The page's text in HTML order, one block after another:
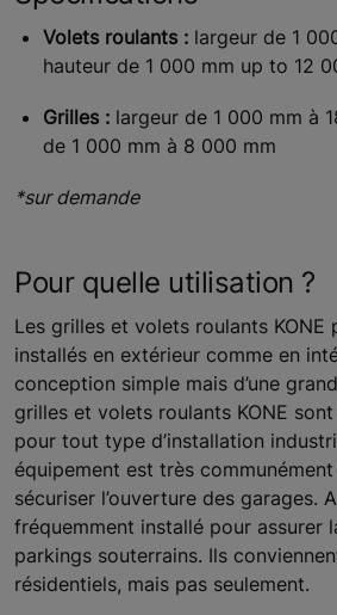
Volets roulants : largeur de 1
hauteur de 1 000 mm up to 12
Grilles : largeur de 1 000 mm à
de 1 000 mm à 8 000 mm
*sur demande
Pour quelle utilisation ?
Les grilles et volets roulants KONE
installés en extérieur comme en
conception simple mais d’une
grilles et volets roulants KONE
pour tout type d’installation
équipement est très
sécuriser l’ouverture des garages.
fréquemment installé pour assurer
parkings souterrains. Ils
résidentiels, mais pas seulement.